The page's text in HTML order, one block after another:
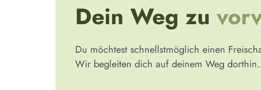
Dein Weg zu
Du möchtest schnellstmöglich einen
Wir begleiten dich auf deinem Weg dorthin.